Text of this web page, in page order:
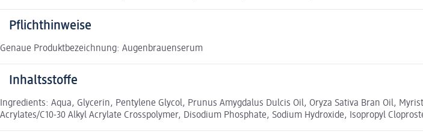
Pflichthinweise
Genaue Produktbezeichnung: Augenbrauenserum
Inhaltsstoffe
Ingredients: Aqua, Glycerin, Pentylene Glycol, Prunus Amygdalus Dulcis Oil, Oryza Sativa Bran Oil,
Acrylates/C10-30 Alkyl Acrylate Crosspolymer, Disodium Phosphate, Sodium Hydroxide, Isopropyl